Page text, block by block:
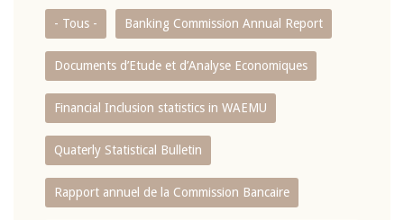
- Tous - Banking Commission Annual Report
Documents d’Etude et d’Analyse Economiques
Financial Inclusion statistics in WAEMU
Quaterly Statistical Bulletin
Rapport annuel de la Commission Bancaire